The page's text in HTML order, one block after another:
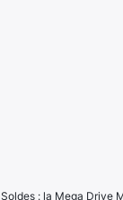
Soldes : la Mega Drive